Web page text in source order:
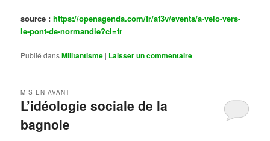
source :https://openagenda.com/fr/af3v/events/a-velo-vers-
le-pont-de-normandie?cl=fr
Publié dansMilitantisme | Laisser un commentaire
L’idéologie sociale de la
bagnole
MIS EN AVANT